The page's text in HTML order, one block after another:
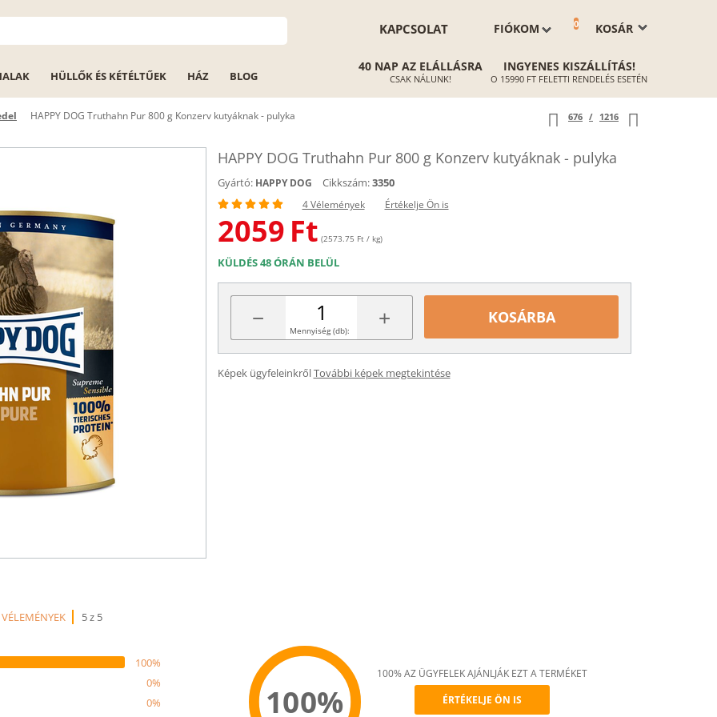
KOSÁR
0
FIÓKOM
KAPCSOLAT
HÜLLŐK ÉS KÉTÉLTŰEK HÁZ BLOG
40 NAP AZ ELÁLLÁSRA
CSAK NÁLUNK!
INGYENES KISZÁLLÍTÁS!
O 15990 FT FELETTI RENDELÉS ESETÉN
HAPPY DOG Truthahn Pur 800 g Konzerv kutyáknak - pulyka 676 / 1216
HAPPY DOG Truthahn Pur 800 g Konzerv kutyáknak - pulyka
Gyártó: HAPPY DOG Cikkszám:3350
4 Vélemények Értékelje Ön is
2059 Ft (2573.75 Ft / kg)
KÜLDÉS 48 ÓRÁN BELÜL
− +
Mennyiség (db):
KOSÁRBA
Képek ügyfeleinkrőlTovábbi képek megtekintése
5 z 5
100%
0%
0%
100%
100% AZ ÜGYFELEK AJÁNLJÁK EZT A TERMÉKET
ÉRTÉKELJE ÖN IS